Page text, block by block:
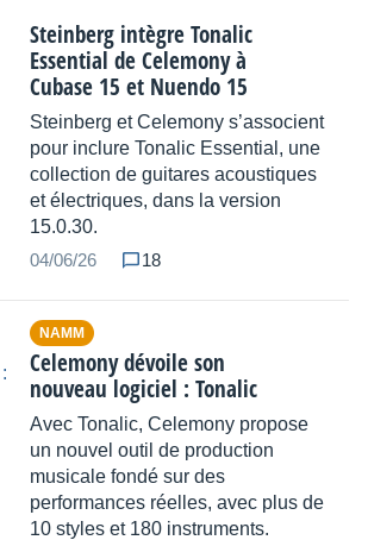
Steinberg intègre Tonalic
Essential de Celemony à
Cubase 15 et Nuendo 15
Steinberg et Celemony s’associent
pour inclure Tonalic Essential, une
collection de guitares acoustiques
et électriques, dans la version
15.0.30.
04/06/26
18
NAMM
Celemony dévoile son
nouveau logiciel : Tonalic
Avec Tonalic, Celemony propose
un nouvel outil de production
musicale fondé sur des
performances réelles, avec plus de
10 styles et 180 instruments.